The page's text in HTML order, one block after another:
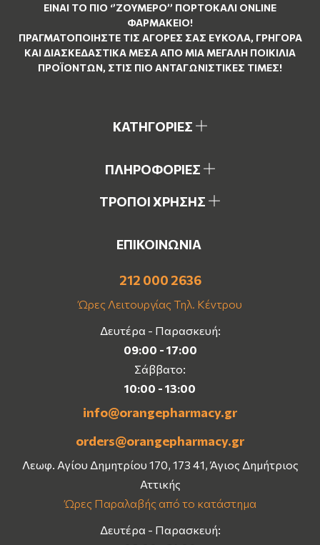
ΕΊΝΑΙ ΤO ΠΙΟ ‘’ΖΟΥΜΕΡΌ’’ ΠΟΡΤΟΚΑΛΊ ΟNLINE
ΦΑΡΜΑΚΕΊΟ!
ΠΡΑΓΜΑΤΟΠΟΙΉΣΤΕ ΤΙΣ ΑΓΟΡΈΣ ΣΑΣ ΕΎΚΟΛΑ, ΓΡΉΓΟΡΑ
ΚΑΙ ΔΙΑΣΚΕΔΑΣΤΙΚΆ ΜΈΣΑ ΑΠΌ ΜΙΑ ΜΕΓΆΛΗ ΠΟΙΚΙΛΊΑ
ΠΡΟΪΌΝΤΩΝ, ΣΤΙΣ ΠΙΟ ΑΝΤΑΓΩΝΙΣΤΙΚΈΣ ΤΙΜΈΣ!
ΚΑΤΗΓΟΡΙΕΣ
ΠΛΗΡΟΦΟΡΙΕΣ
ΤΡΟΠΟΙ ΧΡΗΣΗΣ
ΕΠΙΚΟΙΝΩΝΙΑ
212 000 2636
Ώρες Λειτουργίας Τηλ. Κέντρου
Δευτέρα - Παρασκευή:
09:00 - 17:00
Σάββατο:
10:00 - 13:00
info@orangepharmacy.gr
orders@orangepharmacy.gr
Λεωφ. Αγίου Δημητρίου 170, 173 41, Άγιος Δημήτριος
Αττικής
Ώρες Παραλαβής από το κατάστημα
Δευτέρα - Παρασκευή: